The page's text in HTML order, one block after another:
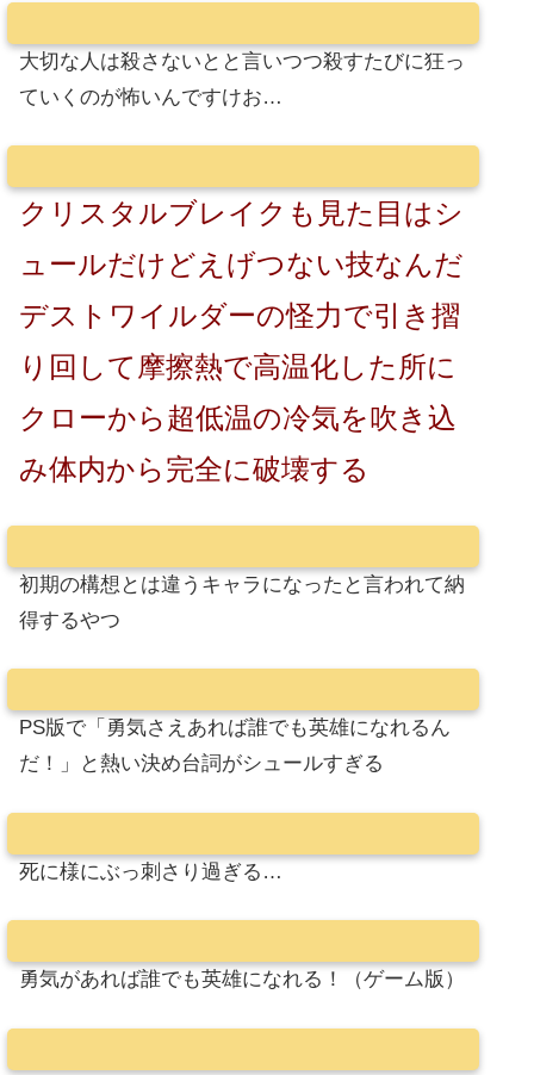
大切な人は殺さないとと言いつつ殺すたびに狂っ
ていくのが怖いんですけお…
クリスタルブレイクも見た目はシ
ュールだけどえげつない技なんだ
デストワイルダーの怪力で引き摺
り回して摩擦熱で高温化した所に
クローから超低温の冷気を吹き込
み体内から完全に破壊する
初期の構想とは違うキャラになったと言われて納
得するやつ
PS版で「勇気さえあれば誰でも英雄になれるん
だ！」と熱い決め台詞がシュールすぎる
死に様にぶっ刺さり過ぎる…
勇気があれば誰でも英雄になれる！（ゲーム版）